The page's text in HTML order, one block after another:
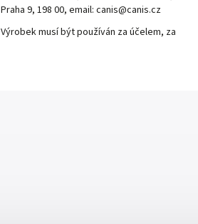
Praha 9, 198 00, email: canis@canis.cz
Výrobek musí být používán za účelem, za